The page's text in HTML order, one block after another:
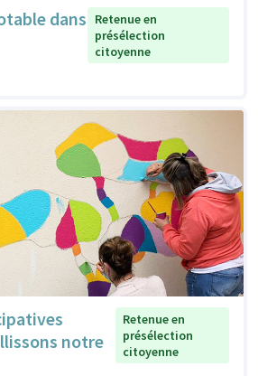
dans
Retenue en
présélection
citoyenne
notre
Retenue en
présélection
citoyenne